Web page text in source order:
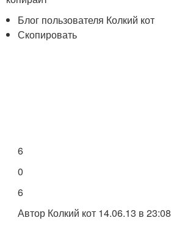
Блог пользователя Колкий кот
Скопировать
6
0
6
Автор Колкий кот 14.06.13 в 23:08